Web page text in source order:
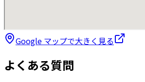
Google マップで大きく見る
よくある質問